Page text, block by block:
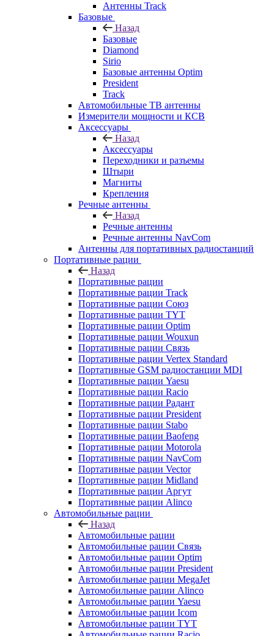
Антенны Track
Базовые
Назад
Базовые
Diamond
Sirio
Базовые антенны Optim
President
Track
Автомобильные ТВ антенны
Измерители мощности и КСВ
Аксессуары
Назад
Аксессуары
Переходники и разъемы
Штыри
Магниты
Крепления
Речные антенны
Назад
Речные антенны
Речные антенны NavCom
Антенны для портативных радиостанций
Портативные рации
Назад
Портативные рации
Портативные рации Track
Портативные рации Союз
Портативные рации TYT
Портативные рации Optim
Портативные рации Wouxun
Портативные рации Связь
Портативные рации Vertex Standard
Портативные GSM радиостанции MDI
Портативные рации Yaesu
Портативные рации Racio
Портативные рации Радант
Портативные рации President
Портативные рации Stabo
Портативные рации Baofeng
Портативные рации Motorola
Портативные рации NavCom
Портативные рации Vector
Портативные рации Midland
Портативные рации Аргут
Портативные рации Alinco
Автомобильные рации
Назад
Автомобильные рации
Автомобильные рации Связь
Автомобильные рации Optim
Автомобильные рации President
Автомобильные рации MegaJet
Автомобильные рации Alinco
Автомобильные рации Yaesu
Автомобильные рации Icom
Автомобильные рации TYT